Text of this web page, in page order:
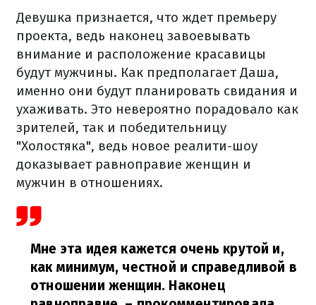
Девушка признается, что ждет премьеру
проекта, ведь наконец завоевывать
внимание и расположение красавицы
будут мужчины. Как предполагает Даша,
именно они будут планировать свидания и
ухаживать. Это невероятно порадовало как
зрителей, так и победительницу
"Холостяка", ведь новое реалити-шоу
доказывает равноправие женщин и
мужчин в отношениях.
Мне эта идея кажется очень крутой и,
как минимум, честной и справедливой в
отношении женщин. Наконец